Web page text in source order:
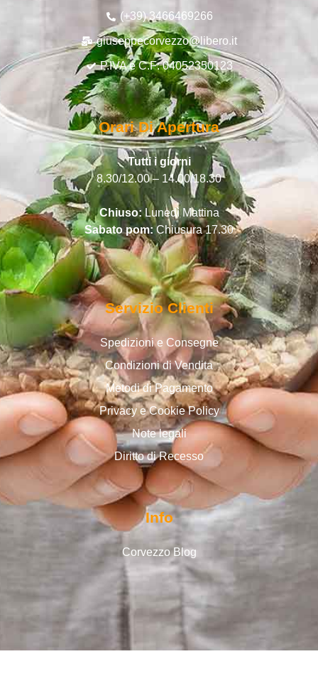
(+39) 3466469266
giuseppecorvezzo@libero.it
P.IVA e C.F: 04052350123
Orari Di Apertura
Tutti i giorni
8.30/12.00 – 14.00/18.30
Chiuso:Lunedì Mattina
Sabato pom:Chiusura 17.30
Servizio Clienti
Spedizioni e Consegne
Condizioni di Vendita
Metodi di Pagamento
Privacy e Cookie Policy
Note legali
Diritto di Recesso
Info
Corvezzo Blog